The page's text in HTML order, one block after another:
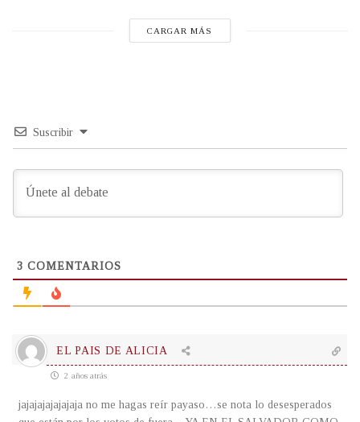
CARGAR MÁS
Suscribir
3 COMENTARIOS
EL PAIS DE ALICIA
2 años atrás
jajajajajajajaja no me hagas reír payaso…se nota lo desesperados